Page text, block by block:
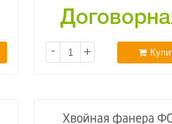
- +
Хвойная фанера